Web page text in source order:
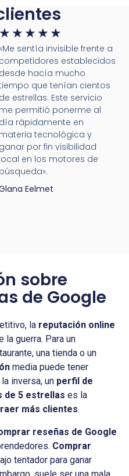
★ ★ ★ ★ ★
sentía invisible frente a
competidores establecidos
desde hacía mucho
que tenían cientos
de estrellas. Este servicio
me permitió ponerme al
día rápidamente en
materia tecnológica y
ganar por fin visibilidad
local en los motores de
búsqueda».
Eelmet
sobre
de Google
la reputación online
la guerra. Para un
una tienda o un
media puede tener
inversa, un perfil de
de 5 estrellas es la
más clientes.
reseñas de Google
Comprar
tentador para ganar
suele ser una mala